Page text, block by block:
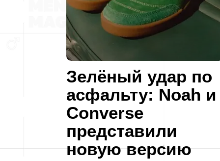
Зелёный удар по
асфальту: Noah и
Converse
представили
новую версию